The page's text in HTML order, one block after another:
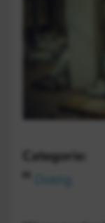
Categorie: